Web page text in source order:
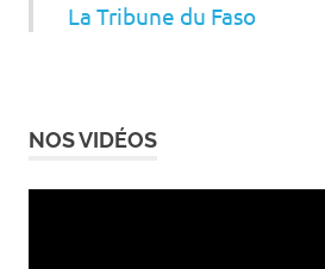
La Tribune du Faso
NOS VIDÉOS